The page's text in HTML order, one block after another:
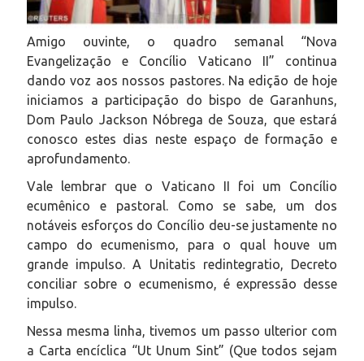
Amigo ouvinte, o quadro semanal “Nova
Evangelização e Concílio Vaticano II” continua
dando voz aos nossos pastores. Na edição de hoje
iniciamos a participação do bispo de Garanhuns,
Dom Paulo Jackson Nóbrega de Souza, que estará
conosco estes dias neste espaço de formação e
aprofundamento.
Vale lembrar que o Vaticano II foi um Concílio
ecumênico e pastoral. Como se sabe, um dos
notáveis esforços do Concílio deu-se justamente no
campo do ecumenismo, para o qual houve um
grande impulso. A Unitatis redintegratio, Decreto
conciliar sobre o ecumenismo, é expressão desse
impulso.
Nessa mesma linha, tivemos um passo ulterior com
a Carta encíclica “Ut Unum Sint” (Que todos sejam